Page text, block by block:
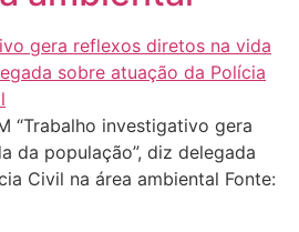
“Trabalho investigativo gera
da população”, diz delegada
Civil na área ambiental Fonte: